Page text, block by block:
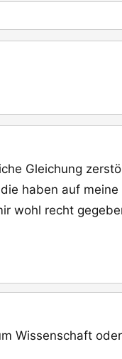
Gleichung
haben auf meine
wohl recht
Wissenschaft